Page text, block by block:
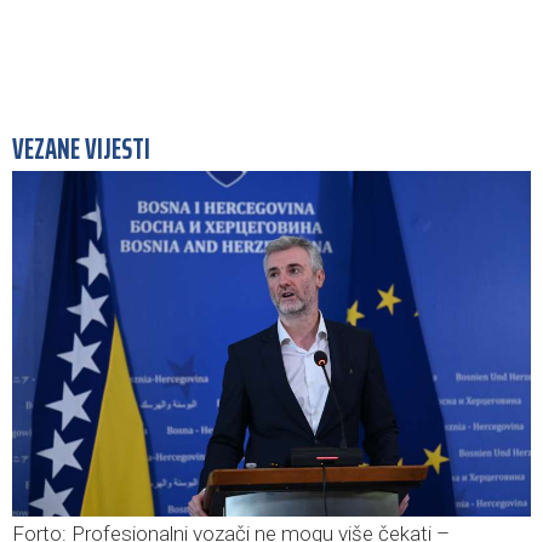
VEZANE VIJESTI
Forto: Profesionalni vozači ne mogu više čekati –